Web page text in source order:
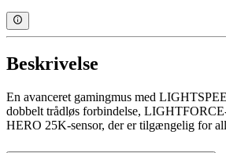
Beskrivelse
En avanceret gamingmus med
dobbelt trådløs forbindelse,
HERO 25K-sensor, der er tilgængelig for